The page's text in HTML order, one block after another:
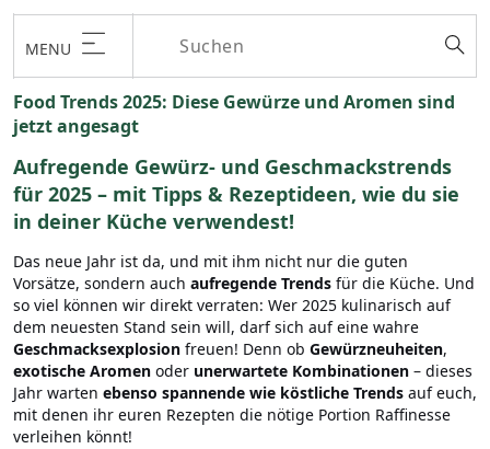
MENU
Food Trends 2025: Diese Gewürze und Aromen sind
jetzt angesagt
Aufregende Gewürz- und Geschmackstrends
für 2025 – mit Tipps & Rezeptideen, wie du sie
in deiner Küche verwendest!
Das neue Jahr ist da, und mit ihm nicht nur die guten
Vorsätze, sondern auch aufregende Trends für die Küche. Und
so viel können wir direkt verraten: Wer 2025 kulinarisch auf
dem neuesten Stand sein will, darf sich auf eine wahre
Geschmacksexplosion freuen! Denn ob Gewürzneuheiten,
exotische Aromen oder unerwartete Kombinationen – dieses
Jahr warten ebenso spannende wie köstliche Trends auf euch,
mit denen ihr euren Rezepten die nötige Portion Raffinesse
verleihen könnt!